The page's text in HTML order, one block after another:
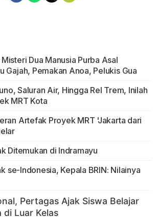
Dua Manusia Purba Asal
Gajah, Pemakan Anoa, Pelukis Gua
Saluran Air, Hingga Rel Trem, Inilah
MRT Kota
Artefak Proyek MRT 'Jakarta dari
Ditemukan di Indramayu
se-Indonesia, Kepala BRIN: Nilainya